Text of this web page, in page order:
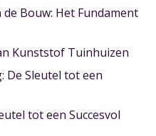
Bouw: Het Fundament
Kunststof Tuinhuizen
De Sleutel tot een
tot een Succesvol